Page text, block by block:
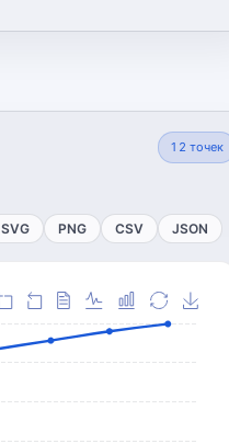
12 точек
SVG PNG CSV JSON